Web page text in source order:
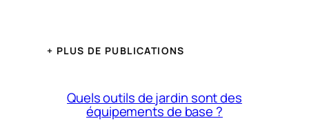
+ PLUS DE PUBLICATIONS
Quels outils de jardin sont des
équipements de base ?